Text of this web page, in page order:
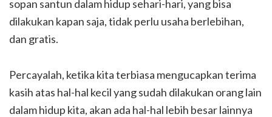
sopan santun dalam hidup sehari-hari, yang bisa
dilakukan kapan saja, tidak perlu usaha berlebihan,
dan gratis.
Percayalah, ketika kita terbiasa mengucapkan terima
kasih atas hal-hal kecil yang sudah dilakukan orang lain
dalam hidup kita, akan ada hal-hal lebih besar lainnya